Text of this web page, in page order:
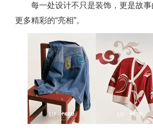
每一处设计不只是装饰，更是故
更多精彩的“亮相”。